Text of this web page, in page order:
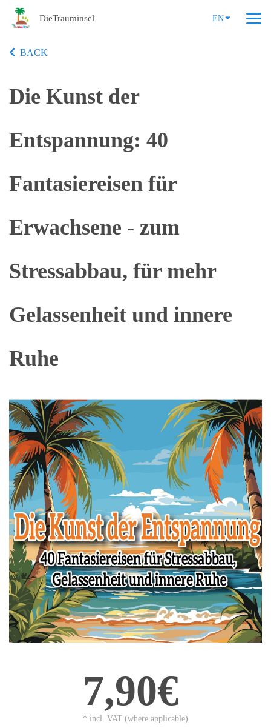
DieTrauminsel EN
BACK
Die Kunst der
Entspannung: 40
Fantasiereisen für
Erwachsene - zum
Stressabbau, für mehr
Gelassenheit und innere
Ruhe
7,90€
* incl. VAT (where applicable)